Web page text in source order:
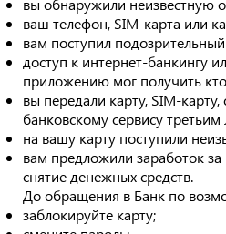
вы обнаружили неизвестную
ваш телефон, SIM-карта или
вам поступил
доступ к интернет-банкингу
приложению мог получить
вы передали карту, SIM-карту,
банковскому сервису
на вашу карту поступили
вам предложили заработок
снятие денежных средств.
До обращения в Банк по
заблокируйте карту;